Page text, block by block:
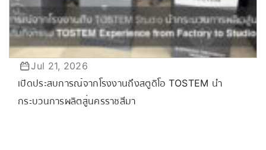
Jul 21, 2026
เปิดประสบการณ์จากโรงงานถึงสตูดิโอ TOSTEM นำ
กระบวนการผลิตสู่นครราชสีมา